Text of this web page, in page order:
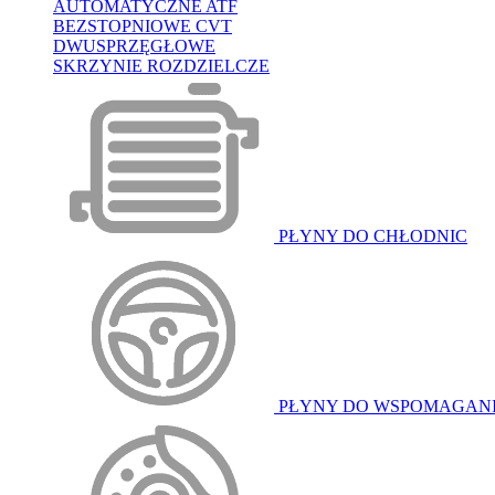
AUTOMATYCZNE ATF
BEZSTOPNIOWE CVT
DWUSPRZĘGŁOWE
SKRZYNIE ROZDZIELCZE
PŁYNY DO CHŁODNIC
PŁYNY DO